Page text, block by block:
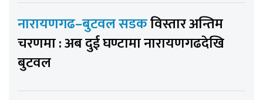
नारायणगढ–बुटवल सडकविस्तार अन्तिम
चरणमा : अब दुई घण्टामा नारायणगढदेखि
बुटवल